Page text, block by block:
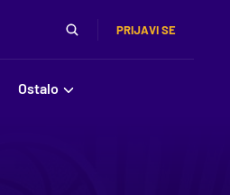
PRIJAVI SE
Ostalo